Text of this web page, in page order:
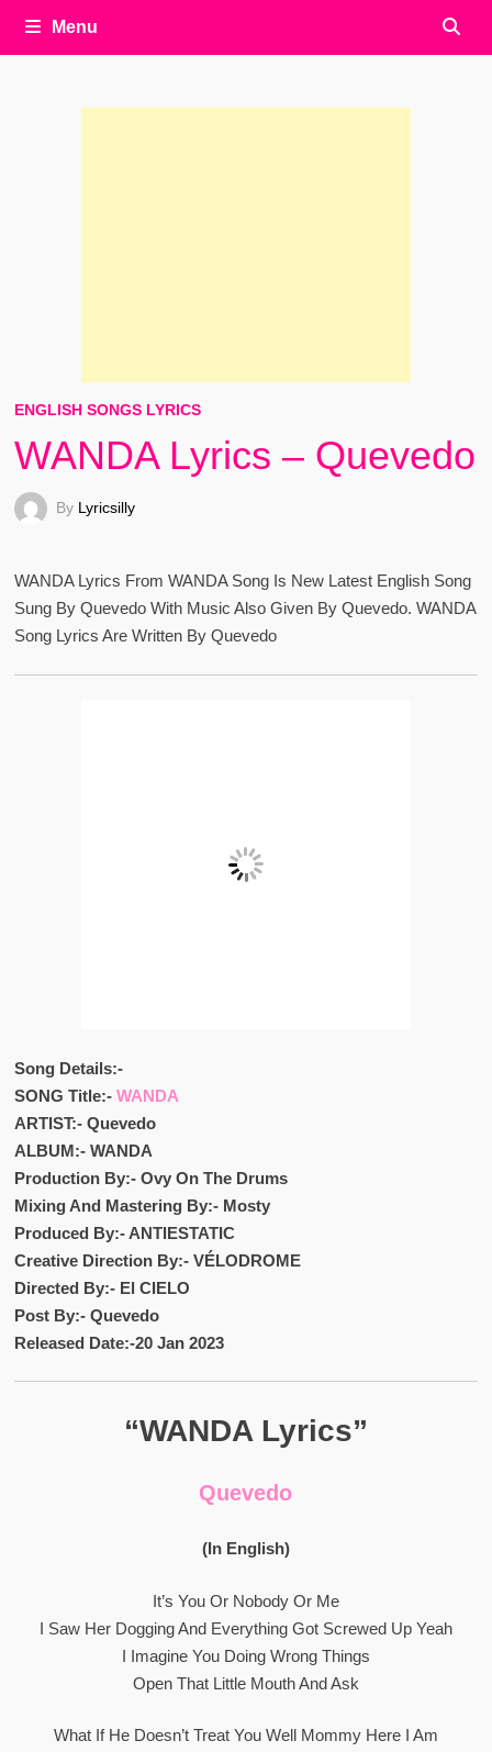
Menu
ENGLISH SONGS LYRICS
WANDA Lyrics – Quevedo
By Lyricsilly
WANDA Lyrics From WANDA Song Is New Latest English Song
Sung By Quevedo With Music Also Given By Quevedo. WANDA
Song Lyrics Are Written By Quevedo
Song Details:-
SONG Title:- WANDA
ARTIST:- Quevedo
ALBUM:- WANDA
Production By:- Ovy On The Drums
Mixing And Mastering By:- Mosty
Produced By:- ANTIESTATIC
Creative Direction By:- VÉLODROME
Directed By:- El CIELO
Post By:- Quevedo
Released Date:-20 Jan 2023
“WANDA Lyrics”
Quevedo
(In English)
It’s You Or Nobody Or Me
I Saw Her Dogging And Everything Got Screwed Up Yeah
I Imagine You Doing Wrong Things
Open That Little Mouth And Ask
What If He Doesn’t Treat You Well Mommy Here I Am